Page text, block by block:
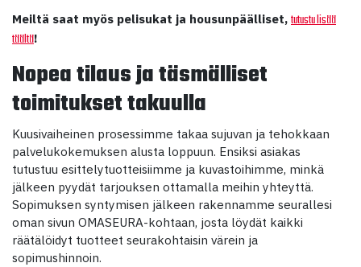
Meiltä saat myös pelisukat ja housunpäälliset, tutustu lisää
täältä!
Nopea tilaus ja täsmälliset
toimitukset takuulla
Kuusivaiheinen prosessimme takaa sujuvan ja tehokkaan
palvelukokemuksen alusta loppuun. Ensiksi asiakas
tutustuu esittelytuotteisiimme ja kuvastoihimme, minkä
jälkeen pyydät tarjouksen ottamalla meihin yhteyttä.
Sopimuksen syntymisen jälkeen rakennamme seurallesi
oman sivun OMASEURA-kohtaan, josta löydät kaikki
räätälöidyt tuotteet seurakohtaisin värein ja
sopimushinnoin.